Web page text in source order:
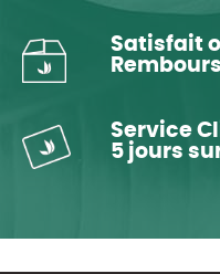
Satisfait
Service
5 jours